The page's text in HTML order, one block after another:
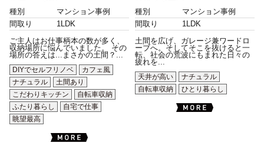
種別
マンション事例
間取り
1LDK
ご主人はお仕事柄本の数が多く、
収納場所に悩んでいました。 その
場所の答えは...まさかの土間？...
DIYでセルフリノベ
カフェ風
ナチュラル
土間あり
こだわりキッチン
自転車収納
ふたり暮らし
自宅で仕事
眺望最高
種別
マンション事例
間取り
1LDK
土間を広げ、ガレージ兼ワードロ
ーブへ。そしてそこを抜けると一
転、社会の荒波にもまれた日々の
疲れを...
天井が高い
ナチュラル
自転車収納
ひとり暮らし